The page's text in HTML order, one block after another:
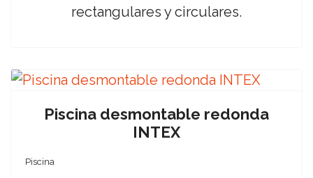
rectangulares y circulares.
Piscina desmontable redonda
INTEX
Piscina